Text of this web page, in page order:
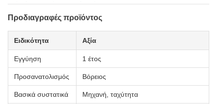
Προδιαγραφές προϊόντος
Ειδικότητα Αξία
Εγγύηση 1 έτος
Προσανατολισμός Βόρειος
Βασικά συστατικά Μηχανή, ταχύτητα